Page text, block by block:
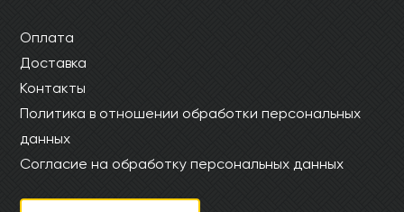
Оплата
Доставка
Контакты
Политика в отношении обработки персональных
данных
Согласие на обработку персональных данных